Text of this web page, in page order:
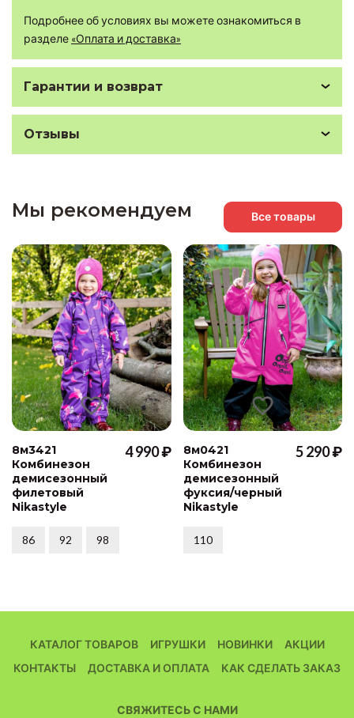
Подробнее об условиях вы можете ознакомиться в
разделе «Оплата и доставка»
Гарантии и возврат
Отзывы
Мы рекомендуем Все товары
8м3421
Комбинезон
демисезонный
филетовый
Nikastyle
4 990 ₽
86 92 98
8м0421
Комбинезон
демисезонный
фуксия/черный
Nikastyle
5 290 ₽
110
КАТАЛОГ ТОВАРОВ ИГРУШКИ НОВИНКИ
АКЦИИ
КОНТАКТЫ
ДОСТАВКА И ОПЛАТА КАК СДЕЛАТЬ ЗАКАЗ
СВЯЖИТЕСЬ С НАМИ